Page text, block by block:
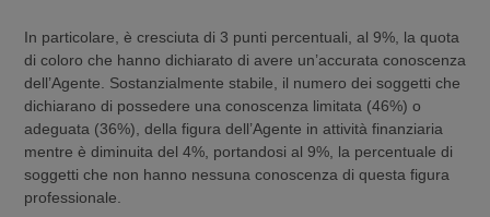
In particolare, è cresciuta di 3 punti percentuali, al 9%, la quota
di coloro che hanno dichiarato di avere un’accurata conoscenza
dell’Agente. Sostanzialmente stabile, il numero dei soggetti che
dichiarano di possedere una conoscenza limitata (46%) o
adeguata (36%), della figura dell’Agente in attività finanziaria
mentre è diminuita del 4%, portandosi al 9%, la percentuale di
soggetti che non hanno nessuna conoscenza di questa figura
professionale.